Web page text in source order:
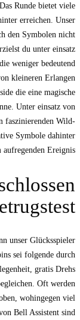
Das Runde bietet viele
erreichen. Unser
den Symbolen nicht
du unter einsatz
weniger bedeutend
kleineren Erlangen
die eine magische
Unter einsatz von
faszinierenden Wild-
Symbole dahinter
Ereignis.
unser Glücksspieler
sei folgende durch
gratis Drehs
Oft werden
wohingegen viel
Bell Assistent sind